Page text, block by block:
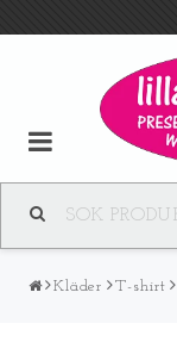
Kläder T-shirt